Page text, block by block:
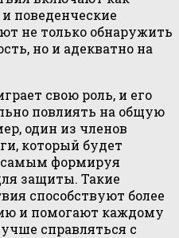
поведенческие
не только обнаружить
но и адекватно на
свою роль, и его
повлиять на общую
один из членов
который будет
самым формируя
защиты. Такие
способствуют более
и помогают каждому
справляться с